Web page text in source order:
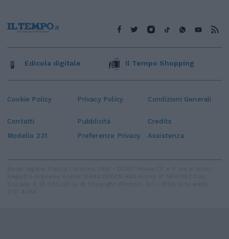
Cookie Policy Privacy Policy Condizioni Generali
Contatti Pubblicità
Credits
Modello 231
Preferenze Privacy Assistenza
Edicola digitale Il Tempo Shopping